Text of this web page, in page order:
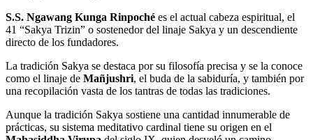
S.S. Ngawang Kunga Rinpoché es el actual cabeza espiritual, el
41 “Sakya Trizin” o sostenedor del linaje Sakya y un descendiente
directo de los fundadores.
La tradición Sakya se destaca por su filosofía precisa y se la conoce
como el linaje de Mañjushri, el buda de la sabiduría, y también por
una recopilación vasta de los tantras de todas las tradiciones.
Aunque la tradición Sakya sostiene una cantidad innumerable de
prácticas, su sistema meditativo cardinal tiene su origen en el